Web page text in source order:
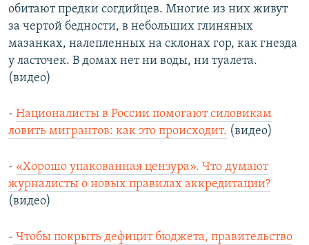
обитают предки согдийцев. Многие из них живут
за чертой бедности, в небольших глиняных
мазанках, налепленных на склонах гор, как гнезда
у ласточек. В домах нет ни воды, ни туалета.
(видео)
- Националисты в России помогают силовикам
ловить мигрантов: как это происходит. (видео)
- «Хорошо упакованная цензура». Что думают
журналисты о новых правилах аккредитации?
(видео)
- Чтобы покрыть дефицит бюджета, правительство